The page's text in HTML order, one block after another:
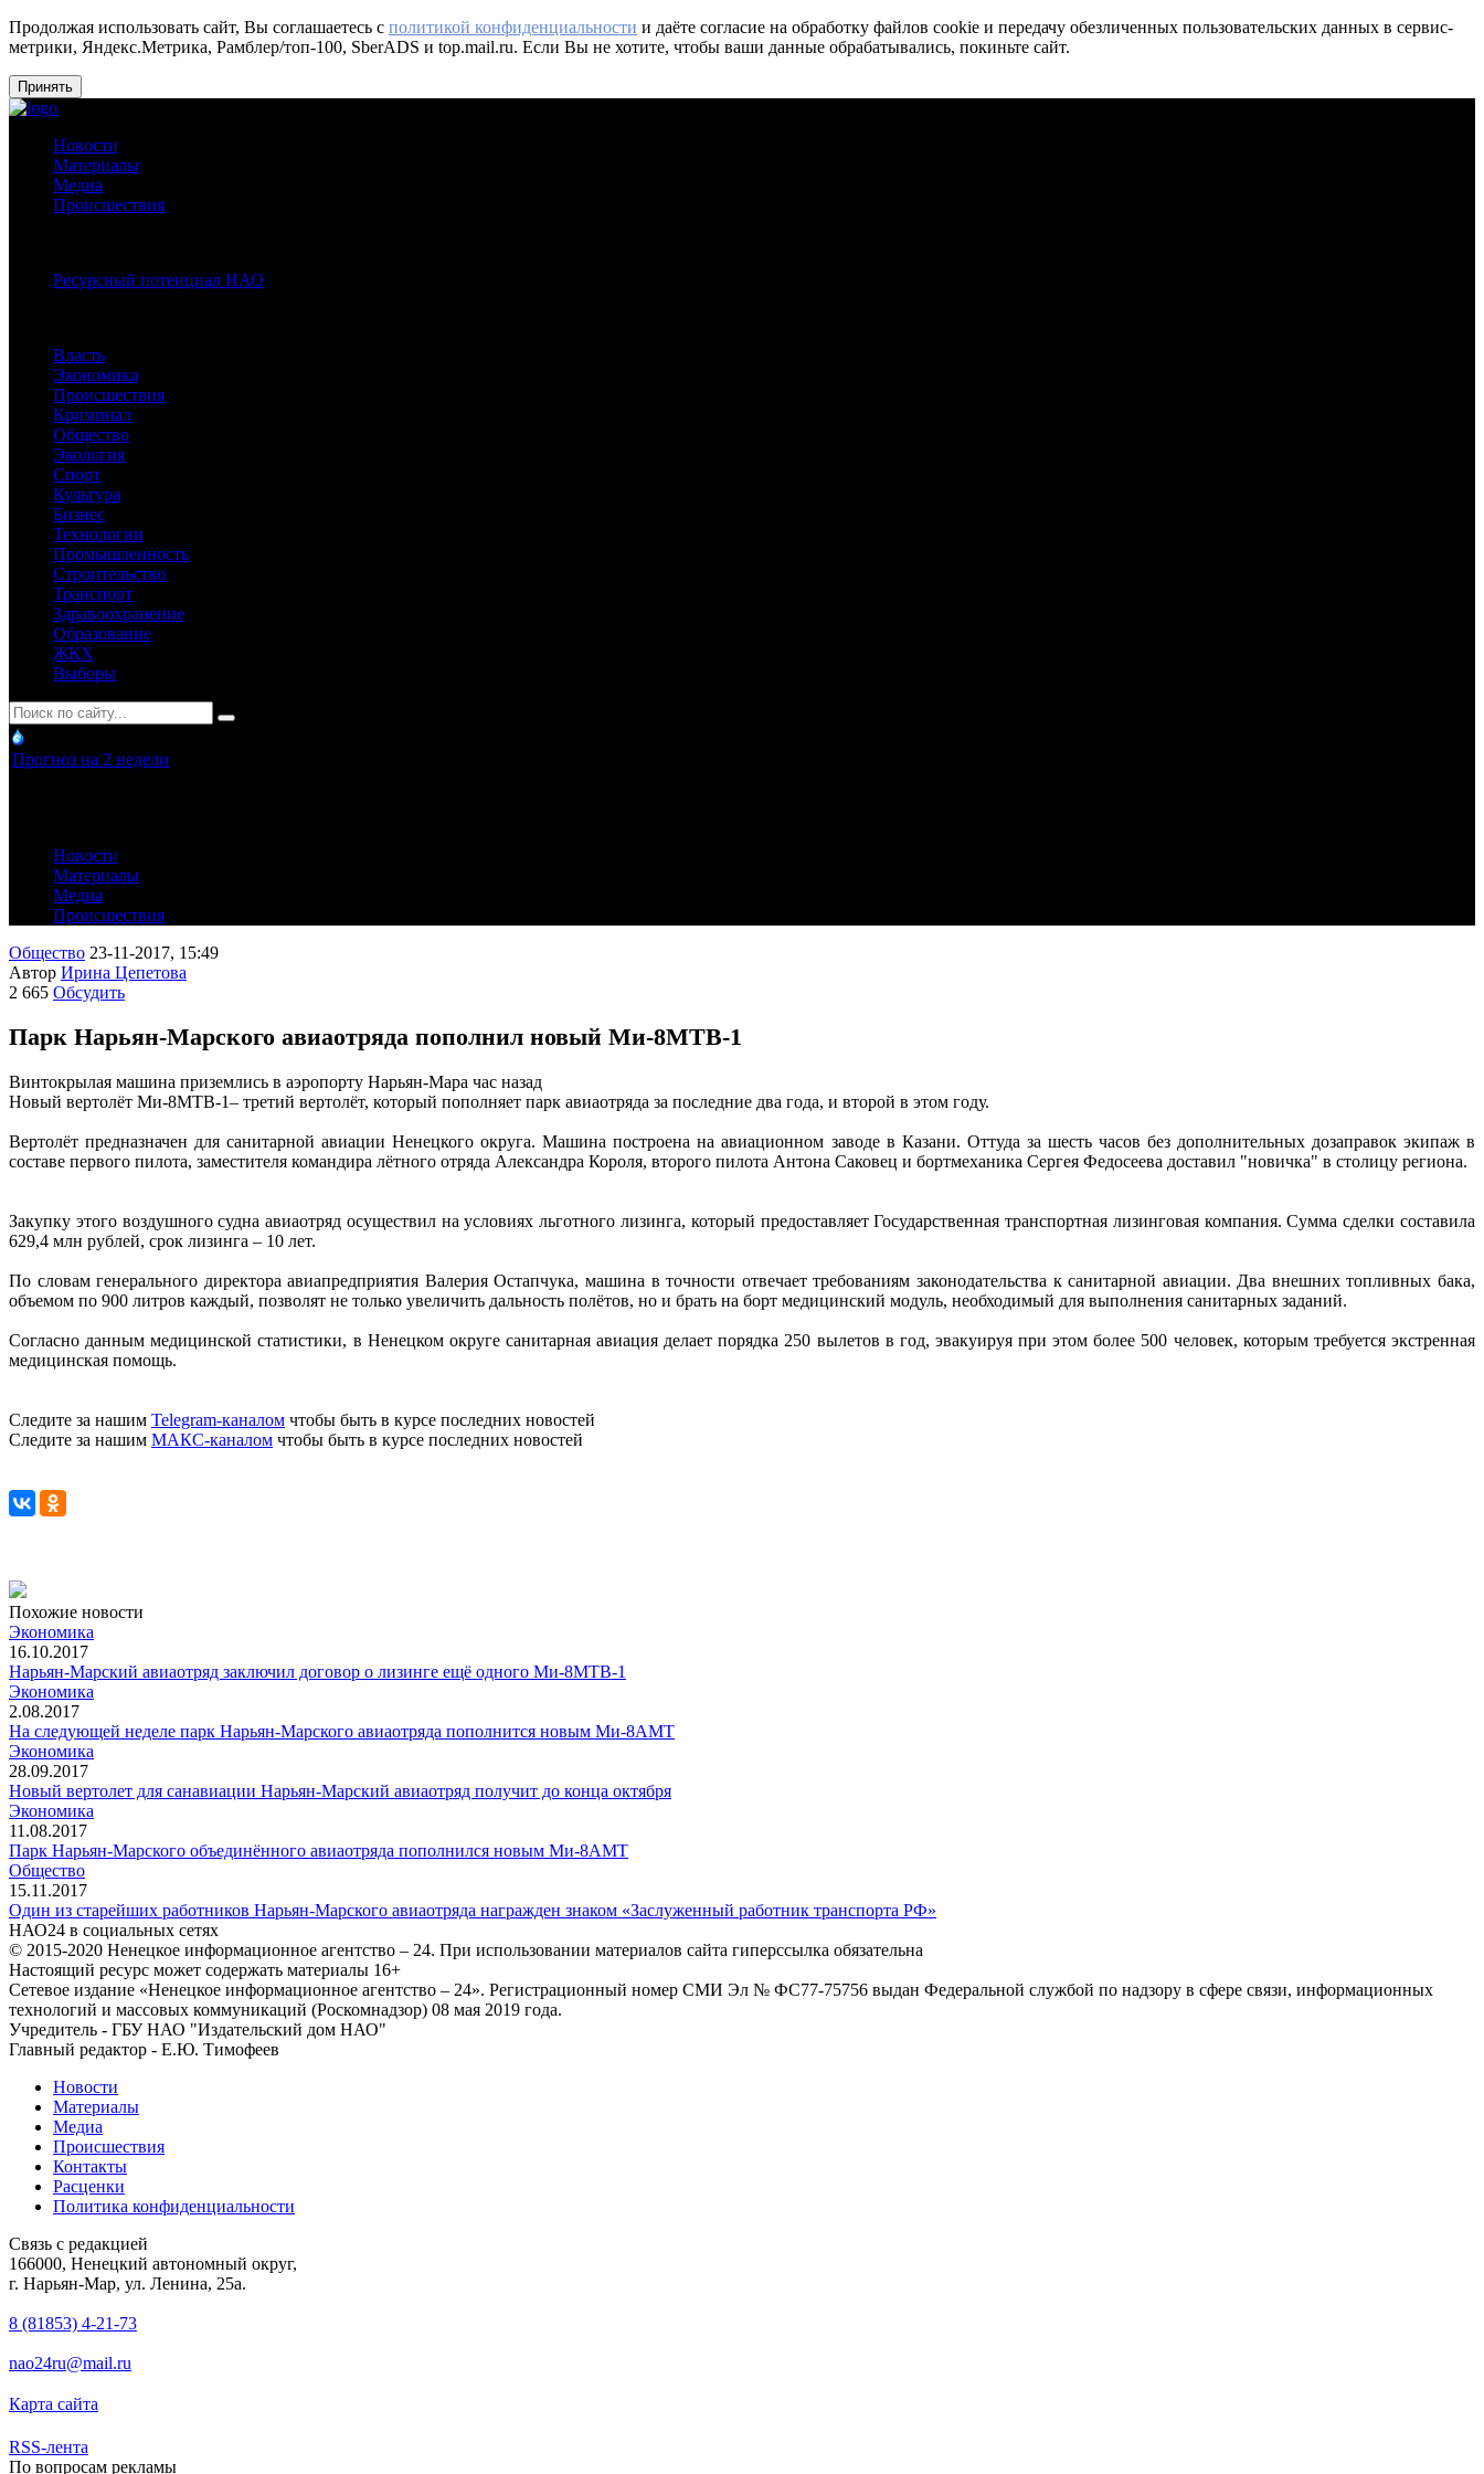
Продолжая использовать сайт, Вы соглашаетесь с политикой конфиденциальности и даёте согласие на обработку файлов cookie и передачу обезличенных пользовательских данных в сервис-
метрики, Яндекс.Метрика, Рамблер/топ-100, SberADS и top.mail.ru. Если Вы не хотите, чтобы ваши данные обрабатывались, покиньте сайт.
Принять
Новости
Материалы
Медиа
Происшествия
Ресурсный потенциал НАО
Власть
Экономика
Происшествия
Криминал
Общество
Экология
Спорт
Культура
Бизнес
Технологии
Промышленность
Строительство
Транспорт
Здравоохранение
Образование
ЖКХ
Выборы
Прогноз на 2 недели
Новости
Материалы
Медиа
Происшествия
Общество 23-11-2017, 15:49
Автор Ирина Цепетова
2 665 Обсудить
Парк Нарьян-Марского авиаотряда пополнил новый Ми-8МТВ-1
Винтокрылая машина приземлись в аэропорту Нарьян-Мара час назад
Новый вертолёт Ми-8МТВ-1– третий вертолёт, который пополняет парк авиаотряда за последние два года, и второй в этом году.
Вертолёт предназначен для санитарной авиации Ненецкого округа. Машина построена на авиационном заводе в Казани. Оттуда за шесть часов без дополнительных дозаправок экипаж в
составе первого пилота, заместителя командира лётного отряда Александра Короля, второго пилота Антона Саковец и бортмеханика Сергея Федосеева доставил "новичка" в столицу региона.
Закупку этого воздушного судна авиаотряд осуществил на условиях льготного лизинга, который предоставляет Государственная транспортная лизинговая компания. Сумма сделки составила
629,4 млн рублей, срок лизинга – 10 лет.
По словам генерального директора авиапредприятия Валерия Остапчука, машина в точности отвечает требованиям законодательства к санитарной авиации. Два внешних топливных бака,
объемом по 900 литров каждый, позволят не только увеличить дальность полётов, но и брать на борт медицинский модуль, необходимый для выполнения санитарных заданий.
Согласно данным медицинской статистики, в Ненецком округе санитарная авиация делает порядка 250 вылетов в год, эвакуируя при этом более 500 человек, которым требуется экстренная
медицинская помощь.
Следите за нашим Telegram-каналом чтобы быть в курсе последних новостей
Следите за нашим МАКС-каналом чтобы быть в курсе последних новостей
Похожие новости
Экономика
16.10.2017
Нарьян-Марский авиаотряд заключил договор о лизинге ещё одного Ми-8МТВ-1
Экономика
2.08.2017
На следующей неделе парк Нарьян-Марского авиаотряда пополнится новым Ми-8АМТ
Экономика
28.09.2017
Новый вертолет для санавиации Нарьян-Марский авиаотряд получит до конца октября
Экономика
11.08.2017
Парк Нарьян-Марского объединённого авиаотряда пополнился новым Ми-8АМТ
Общество
15.11.2017
Один из старейших работников Нарьян-Марского авиаотряда награжден знаком «Заслуженный работник транспорта РФ»
НАО24 в социальных сетях
© 2015-2020 Ненецкое информационное агентство – 24. При использовании материалов сайта гиперссылка обязательна
Настоящий ресурс может содержать материалы 16+
Сетевое издание «Ненецкое информационное агентство – 24». Регистрационный номер СМИ Эл № ФС77-75756 выдан Федеральной службой по надзору в сфере связи, информационных
технологий и массовых коммуникаций (Роскомнадзор) 08 мая 2019 года.
Учредитель - ГБУ НАО "Издательский дом НАО"
Главный редактор - Е.Ю. Тимофеев
Новости
Материалы
Медиа
Происшествия
Контакты
Расценки
Политика конфиденциальности
Связь с редакцией
166000, Ненецкий автономный округ,
г. Нарьян-Мар, ул. Ленина, 25а.
8 (81853) 4-21-73
nao24ru@mail.ru
Карта сайта
RSS-лента
По вопросам рекламы